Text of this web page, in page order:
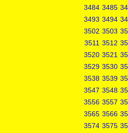
3484 3485
3493 3494
3502 3503
3511 3512
3520 3521
3529 3530
3538 3539
3547 3548
3556 3557
3565 3566
3574 3575